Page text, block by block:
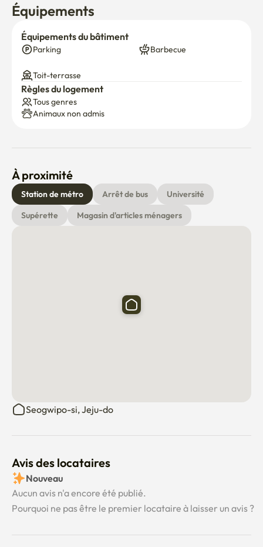
Équipements
Équipements du bâtiment
Parking Barbecue
Toit-terrasse
Règles du logement
Tous genres
Animaux non admis
À proximité
Station de métro Arrêt de bus
Université
Supérette
Magasin d'articles ménagers
Seogwipo-si, Jeju-do
Avis des locataires
Nouveau
Aucun avis n'a encore été publié.
Pourquoi ne pas être le premier locataire à laisser un avis ?